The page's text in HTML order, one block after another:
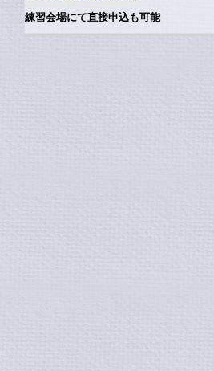
練習会場にて直接申込も可能